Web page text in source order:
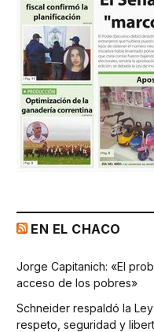
EN EL CHACO
Jorge Capitanich: «El
acceso de los pobres»
Schneider respaldó la
respeto, seguridad y